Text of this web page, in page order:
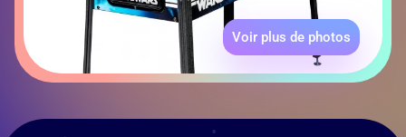
Voir plus de photos